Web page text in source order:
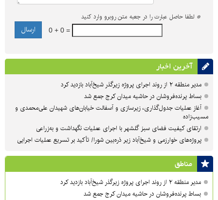
* لطفا حاصل عبارت را در جعبه متن روبرو وارد کنید
0 + 0 =
آخرین اخبار
مدیر منطقه ۲ از روند اجرای پروژه زیرگذر شیخ‌آباد بازدید کرد
بساط پرنده‌فروشان در حاشیه میدان کرج جمع شد
آغاز عملیات جدول‌گذاری، زیرسازی و آسفالت خیابان‌های شهیدان علی‌محمدی و
مسیب‌زاده
ارتقای کیفیت فضای سبز گلشهر با اجرای عملیات نگهداشت و به‌زراعی
پروژه‌های خوارزمی و شیخ‌آباد زیر ذره‌بین شورا/ تأکید بر تسریع عملیات اجرایی
مناطق
مدیر منطقه ۲ از روند اجرای پروژه زیرگذر شیخ‌آباد بازدید کرد
بساط پرنده‌فروشان در حاشیه میدان کرج جمع شد